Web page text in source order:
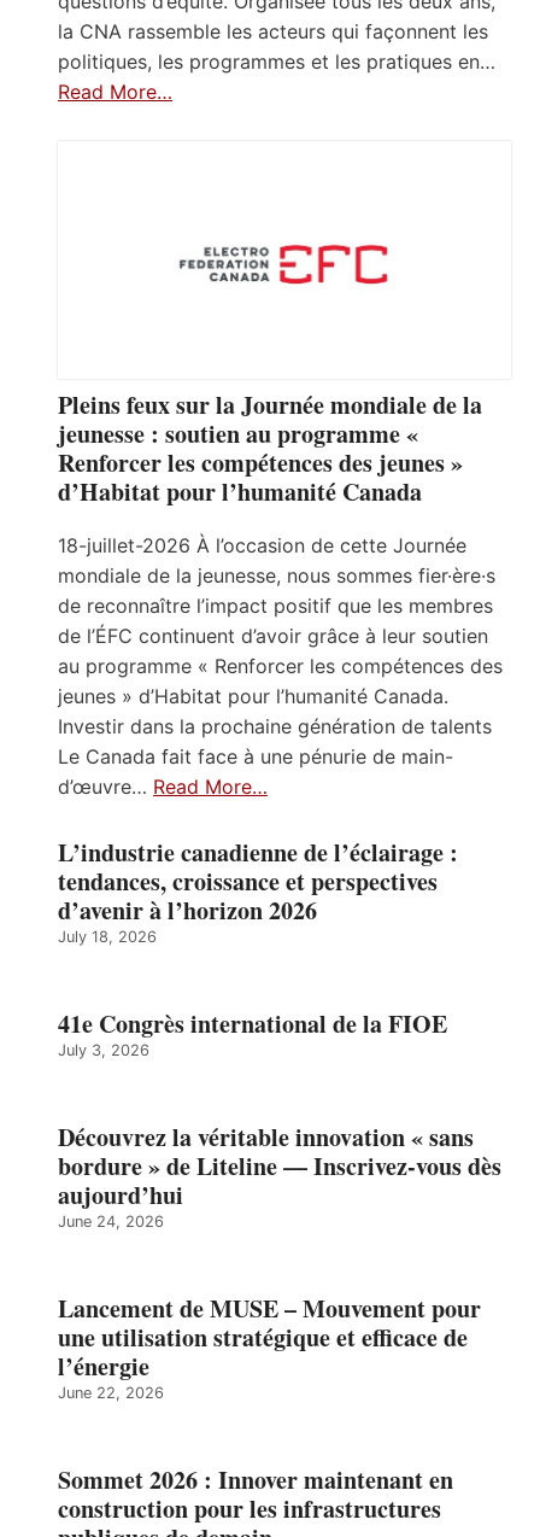
la CNA rassemble les acteurs qui façonnent les
politiques, les programmes et les pratiques en…
Read More…
Pleins feux sur la Journée mondiale de la
jeunesse : soutien au programme «
Renforcer les compétences des jeunes »
d’Habitat pour l’humanité Canada
18-juillet-2026 À l’occasion de cette Journée
mondiale de la jeunesse, nous sommes fier·ère·s
de reconnaître l’impact positif que les membres
de l’ÉFC continuent d’avoir grâce à leur soutien
au programme « Renforcer les compétences des
jeunes » d’Habitat pour l’humanité Canada.
Investir dans la prochaine génération de talents
Le Canada fait face à une pénurie de main-
d’œuvre… Read More…
L’industrie canadienne de l’éclairage :
tendances, croissance et perspectives
d’avenir à l’horizon 2026
July 18, 2026
41e Congrès international de la FIOE
July 3, 2026
Découvrez la véritable innovation « sans
bordure » de Liteline — Inscrivez-vous dès
aujourd’hui
June 24, 2026
Lancement de MUSE – Mouvement pour
une utilisation stratégique et efficace de
l’énergie
June 22, 2026
Sommet 2026 : Innover maintenant en
construction pour les infrastructures